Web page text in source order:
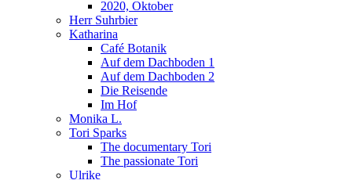
2020, Oktober
Herr Suhrbier
Katharina
Café Botanik
Auf dem Dachboden 1
Auf dem Dachboden 2
Die Reisende
Im Hof
Monika L.
Tori Sparks
The documentary Tori
The passionate Tori
Ulrike